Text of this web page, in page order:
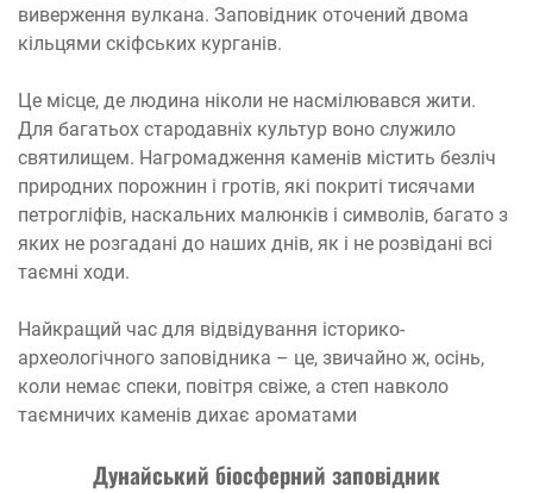
виверження вулкана. Заповідник оточений двома
кільцями скіфських курганів.
Це місце, де людина ніколи не насмілювався жити.
Для багатьох стародавніх культур воно служило
святилищем. Нагромадження каменів містить безліч
природних порожнин і гротів, які покриті тисячами
петрогліфів, наскальних малюнків і символів, багато з
яких не розгадані до наших днів, як і не розвідані всі
таємні ходи.
Найкращий час для відвідування історико-
археологічного заповідника – це, звичайно ж, осінь,
коли немає спеки, повітря свіже, а степ навколо
таємничих каменів дихає ароматами
Дунайський біосферний заповідник